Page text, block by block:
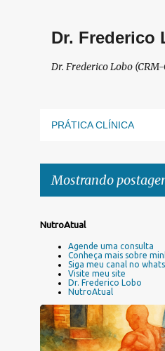
Dr. Frederico
Dr. Frederico Lobo (CRM-
PRÁTICA CLÍNICA
Mostrando
P
e
n
s
NutroAtual
Agende uma consulta
Conheça mais sobre
Siga meu canal no
Visite meu site
Dr. Frederico Lobo
NutroAtual
EXERCÍCIO DE FORÇA